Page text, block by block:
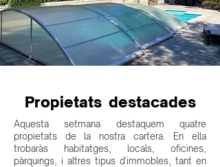
Propietats destacades
Aquesta setmana destaquem quatre
propietats de la nostra cartera. En ella
trobaràs habitatges, locals, oficines,
pàrquings, i altres tipus d'immobles, tant en